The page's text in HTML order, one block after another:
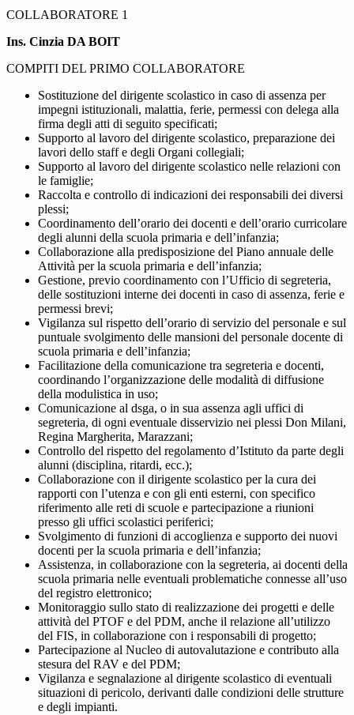
COLLABORATORE 1
Ins. Cinzia DA BOIT
COMPITI DEL PRIMO COLLABORATORE
Sostituzione del dirigente scolastico in caso di assenza per
impegni istituzionali, malattia, ferie, permessi con delega alla
firma degli atti di seguito specificati;
Supporto al lavoro del dirigente scolastico, preparazione dei
lavori dello staff e degli Organi collegiali;
Supporto al lavoro del dirigente scolastico nelle relazioni con
le famiglie;
Raccolta e controllo di indicazioni dei responsabili dei diversi
plessi;
Coordinamento dell’orario dei docenti e dell’orario curricolare
degli alunni della scuola primaria e dell’infanzia;
Collaborazione alla predisposizione del Piano annuale delle
Attività per la scuola primaria e dell’infanzia;
Gestione, previo coordinamento con l’Ufficio di segreteria,
delle sostituzioni interne dei docenti in caso di assenza, ferie e
permessi brevi;
Vigilanza sul rispetto dell’orario di servizio del personale e sul
puntuale svolgimento delle mansioni del personale docente di
scuola primaria e dell’infanzia;
Facilitazione della comunicazione tra segreteria e docenti,
coordinando l’organizzazione delle modalità di diffusione
della modulistica in uso;
Comunicazione al dsga, o in sua assenza agli uffici di
segreteria, di ogni eventuale disservizio nei plessi Don Milani,
Regina Margherita, Marazzani;
Controllo del rispetto del regolamento d’Istituto da parte degli
alunni (disciplina, ritardi, ecc.);
Collaborazione con il dirigente scolastico per la cura dei
rapporti con l’utenza e con gli enti esterni, con specifico
riferimento alle reti di scuole e partecipazione a riunioni
presso gli uffici scolastici periferici;
Svolgimento di funzioni di accoglienza e supporto dei nuovi
docenti per la scuola primaria e dell’infanzia;
Assistenza, in collaborazione con la segreteria, ai docenti della
scuola primaria nelle eventuali problematiche connesse all’uso
del registro elettronico;
Monitoraggio sullo stato di realizzazione dei progetti e delle
attività del PTOF e del PDM, anche il relazione all’utilizzo
del FIS, in collaborazione con i responsabili di progetto;
Partecipazione al Nucleo di autovalutazione e contributo alla
stesura del RAV e del PDM;
Vigilanza e segnalazione al dirigente scolastico di eventuali
situazioni di pericolo, derivanti dalle condizioni delle strutture
e degli impianti.